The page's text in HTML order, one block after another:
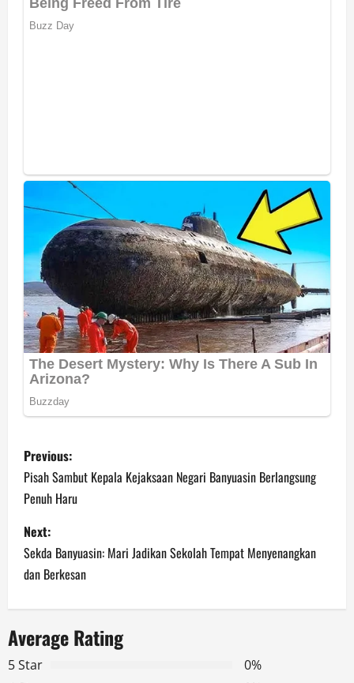
P
o
s
t
n
a
v
Previous:
Pisah Sambut Kepala Kejaksaan Negari Banyuasin Berlangsung
Penuh Haru
Next:
Sekda Banyuasin: Mari Jadikan Sekolah Tempat Menyenangkan
dan Berkesan
Average Rating
5 Star
0%